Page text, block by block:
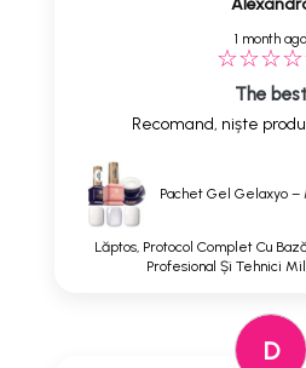
1 month ago
The best
Recomand, niște
Pachet Gel Gelaxyo –
Lăptos, Protocol Complet Cu
Profesional Și Tehnici
D